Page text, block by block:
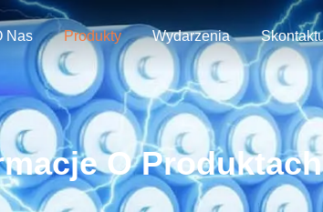
Nas Produkty Wydarzenia
O Produktach